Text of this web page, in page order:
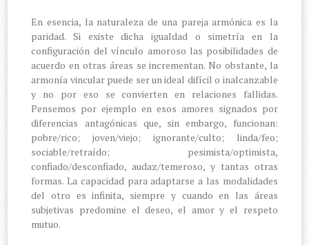
En esencia, la naturaleza de una pareja armónica es la
paridad. Si existe dicha igualdad o simetría en la
configuración del vínculo amoroso las posibilidades de
acuerdo en otras áreas se incrementan. No obstante, la
armonía vincular puede ser un ideal difícil o inalcanzable
y no por eso se convierten en relaciones fallidas.
Pensemos por ejemplo en esos amores signados por
diferencias antagónicas que, sin embargo, funcionan:
pobre/rico; joven/viejo; ignorante/culto; linda/feo;
sociable/retraído; pesimista/optimista,
confiado/desconfiado, audaz/temeroso, y tantas otras
formas. La capacidad para adaptarse a las modalidades
del otro es infinita, siempre y cuando en las áreas
subjetivas predomine el deseo, el amor y el respeto
mutuo.